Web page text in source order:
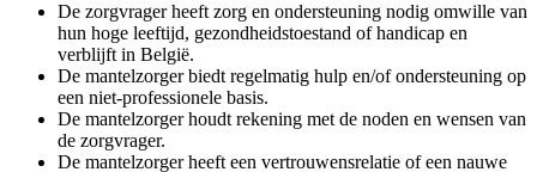
De zorgvrager heeft zorg en ondersteuning nodig omwille van
hun hoge leeftijd, gezondheidstoestand of handicap en
verblijft in België.
De mantelzorger biedt regelmatig hulp en/of ondersteuning op
een niet-professionele basis.
De mantelzorger houdt rekening met de noden en wensen van
de zorgvrager.
De mantelzorger heeft een vertrouwensrelatie of een nauwe